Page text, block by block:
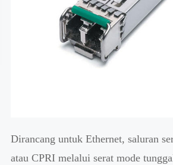
Dirancang untuk Ethernet, saluran
atau CPRI melalui serat mode